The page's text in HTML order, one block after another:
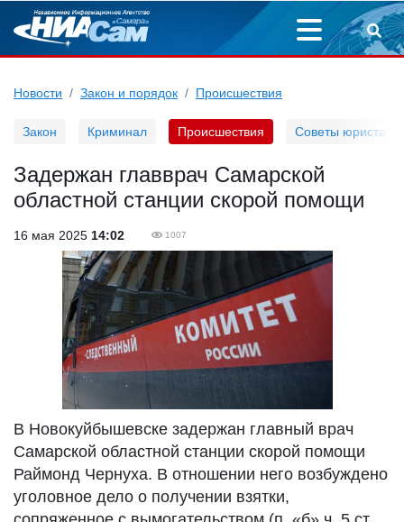
Новости Закон и порядок Происшествия
Закон Криминал Происшествия Советы юриста
Задержан главврач Самарской
областной станции скорой помощи
16 мая 2025 14:02 1007
В Новокуйбышевске задержан главный врач
Самарской областной станции скорой помощи
Раймонд Чернуха. В отношении него возбуждено
уголовное дело о получении взятки,